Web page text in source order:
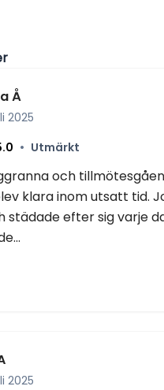
Å
2025
• Utmärkt
och
klara inom utsatt tid.
städade efter sig varje
2025